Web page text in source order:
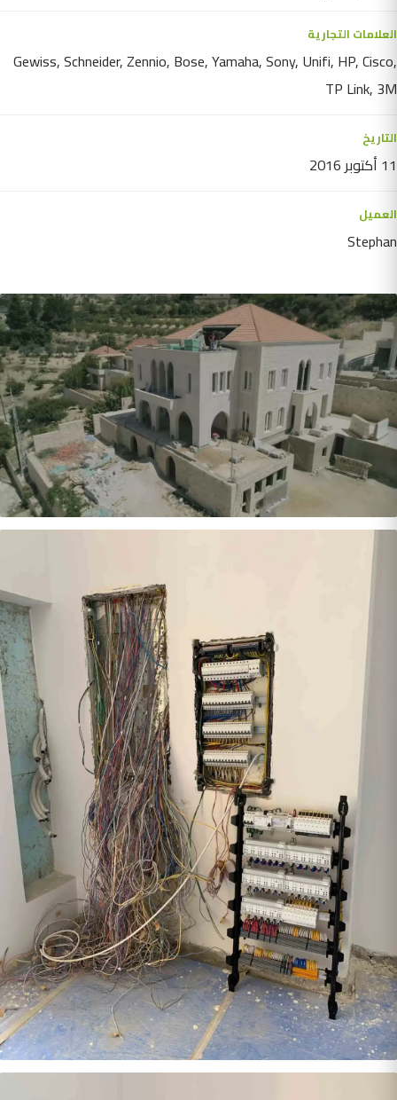
العلامات التجارية
Gewiss, Schneider, Zennio, Bose, Yamaha, Sony, Unifi, HP, Cisco,
TP Link, 3M
التاريخ
11 أكتوبر 2016
العميل
Stephan